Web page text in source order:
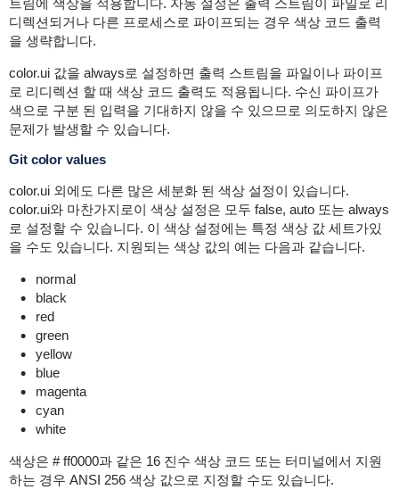
트림에 색상을 적용합니다. 자동 설정은 출력 스트림이 파일로 리
디렉션되거나 다른 프로세스로 파이프되는 경우 색상 코드 출력
을 생략합니다.
color.ui 값을 always로 설정하면 출력 스트림을 파일이나 파이프
로 리디렉션 할 때 색상 코드 출력도 적용됩니다. 수신 파이프가
색으로 구분 된 입력을 기대하지 않을 수 있으므로 의도하지 않은
문제가 발생할 수 있습니다.
Git color values
color.ui 외에도 다른 많은 세분화 된 색상 설정이 있습니다.
color.ui와 마찬가지로이 색상 설정은 모두 false, auto 또는 always
로 설정할 수 있습니다. 이 색상 설정에는 특정 색상 값 세트가있
을 수도 있습니다. 지원되는 색상 값의 예는 다음과 같습니다.
normal
black
red
green
yellow
blue
magenta
cyan
white
색상은 # ff0000과 같은 16 진수 색상 코드 또는 터미널에서 지원
하는 경우 ANSI 256 색상 값으로 지정할 수도 있습니다.